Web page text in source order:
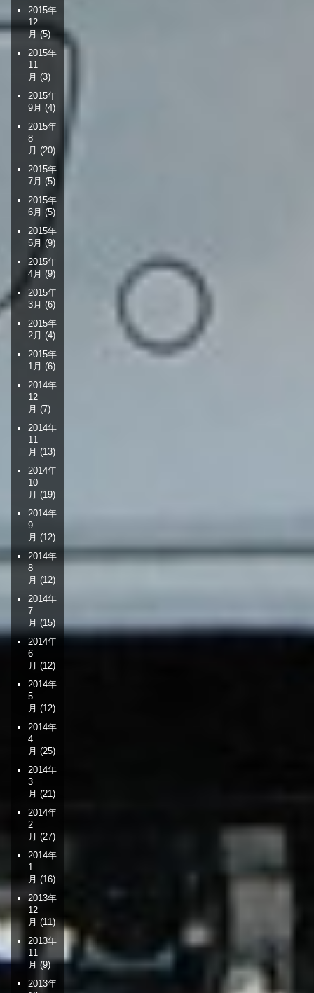
2015年
12
月 (5)
2015年
11
月 (3)
2015年
9月 (4)
2015年
8
月 (20)
2015年
7月 (5)
2015年
6月 (5)
2015年
5月 (9)
2015年
4月 (9)
2015年
3月 (6)
2015年
2月 (4)
2015年
1月 (6)
2014年
12
月 (7)
2014年
11
月 (13)
2014年
10
月 (19)
2014年
9
月 (12)
2014年
8
月 (12)
2014年
7
月 (15)
2014年
6
月 (12)
2014年
5
月 (12)
2014年
4
月 (25)
2014年
3
月 (21)
2014年
2
月 (27)
2014年
1
月 (16)
2013年
12
月 (11)
2013年
11
月 (9)
2013年